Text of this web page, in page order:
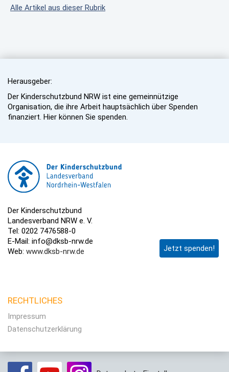
Alle Artikel aus dieser Rubrik
Herausgeber:
Der Kinderschutzbund NRW ist eine gemeinnützige
Organisation, die ihre Arbeit hauptsächlich über Spenden
finanziert. Hier können Sie spenden.
Jetzt spenden!
Der Kinderschutzbund
Landesverband NRW e. V.
Tel: 0202 7476588-0
E-Mail: info@dksb-nrw.de
Web: www.dksb-nrw.de
RECHTLICHES
Impressum
Datenschutzerklärung